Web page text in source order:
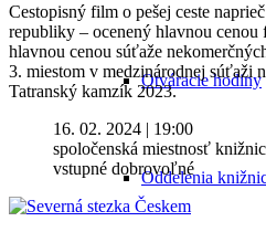
Otváracie hodiny
Oddelenia
Cestopisný film o pešej ceste
republiky – ocenený hlavnou
hlavnou cenou súťaže
3. miestom v medzinárodnej súťaži
Tatranský kamzík 2023.
16. 02. 2024 | 19:00
spoločenská miestnosť
vstupné dobrovoľné